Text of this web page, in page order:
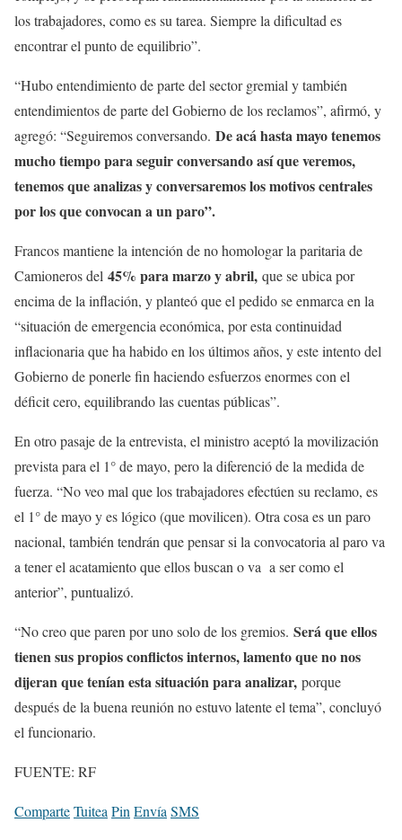
los trabajadores, como es su tarea. Siempre la dificultad es
encontrar el punto de equilibrio”.
“Hubo entendimiento de parte del sector gremial y también
entendimientos de parte del Gobierno de los reclamos”, afirmó, y
agregó: “Seguiremos conversando. De acá hasta mayo tenemos
mucho tiempo para seguir conversando así que veremos,
tenemos que analizas y conversaremos los motivos centrales
por los que convocan a un paro”.
Francos mantiene la intención de no homologar la paritaria de
Camioneros del 45% para marzo y abril, que se ubica por
encima de la inflación, y planteó que el pedido se enmarca en la
“situación de emergencia económica, por esta continuidad
inflacionaria que ha habido en los últimos años, y este intento del
Gobierno de ponerle fin haciendo esfuerzos enormes con el
déficit cero, equilibrando las cuentas públicas”.
En otro pasaje de la entrevista, el ministro aceptó la movilización
prevista para el 1° de mayo, pero la diferenció de la medida de
fuerza. “No veo mal que los trabajadores efectúen su reclamo, es
el 1° de mayo y es lógico (que movilicen). Otra cosa es un paro
nacional, también tendrán que pensar si la convocatoria al paro va
a tener el acatamiento que ellos buscan o va a ser como el
anterior”, puntualizó.
“No creo que paren por uno solo de los gremios. Será que ellos
tienen sus propios conflictos internos, lamento que no nos
dijeran que tenían esta situación para analizar, porque
después de la buena reunión no estuvo latente el tema”, concluyó
el funcionario.
FUENTE: RF
ComparteTuitea Pin Envía SMS